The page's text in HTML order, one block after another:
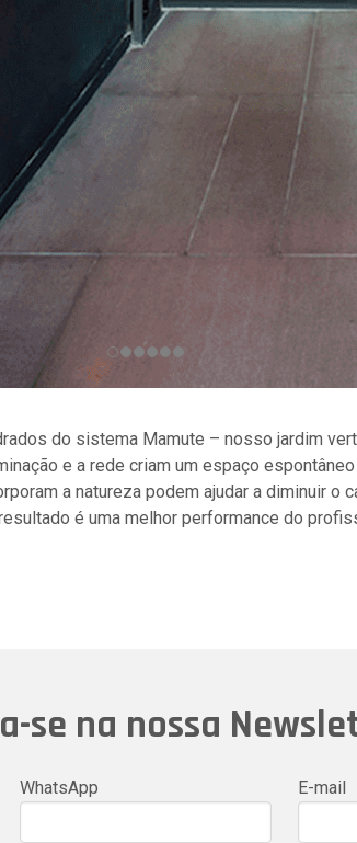
do sistema Mamute – nosso jardim
e a rede criam um espaço
a natureza podem ajudar a diminuir o
é uma melhor performance do
se na nossa
WhatsApp E-mail